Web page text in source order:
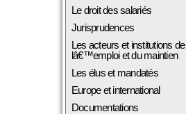
Le droit des salariés
Jurisprudences
Les acteurs et institutions de
lâ€™emploi et du maintien
Les élus et mandatés
Europe et international
Documentations